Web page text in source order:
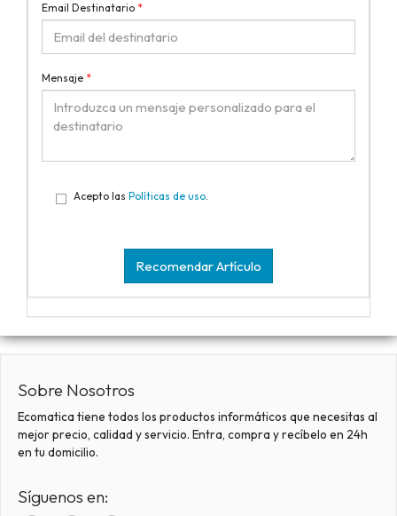
Email Destinatario *
Mensaje *
Acepto las Políticas de uso.
Recomendar Artículo
Sobre Nosotros
Ecomatica tiene todos los productos informáticos que necesitas al
mejor precio, calidad y servicio. Entra, compra y recíbelo en 24h
en tu domicilio.
Síguenos en: